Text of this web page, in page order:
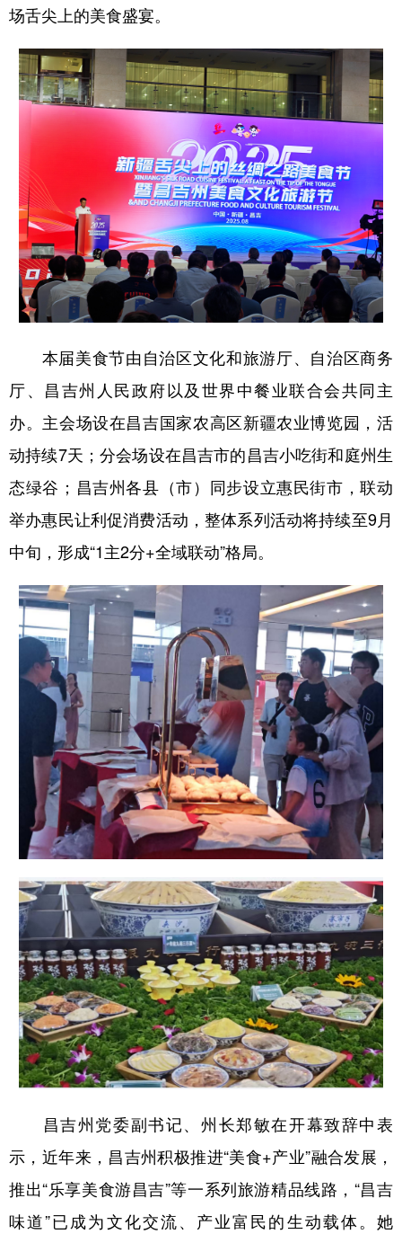
Русский язык
Deutsch Português
场舌尖上的美食盛宴。
本届美食节由自治区文化和旅游厅、自治区商务
厅、昌吉州人民政府以及世界中餐业联合会共同主
办。主会场设在昌吉国家农高区新疆农业博览园，活
动持续7天；分会场设在昌吉市的昌吉小吃街和庭州生
态绿谷；昌吉州各县（市）同步设立惠民街市，联动
举办惠民让利促消费活动，整体系列活动将持续至9月
中旬，形成“1主2分+全域联动”格局。
昌吉州党委副书记、州长郑敏在开幕致辞中表
示，近年来，昌吉州积极推进“美食+产业”融合发展，
推出“乐享美食游昌吉”等一系列旅游精品线路，“昌吉
味道”已成为文化交流、产业富民的生动载体。她